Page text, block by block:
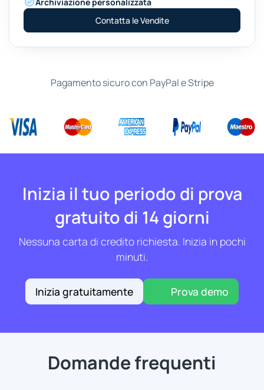
Contatta le Vendite
Pagamento sicuro con PayPal e Stripe
Inizia il tuo periodo di prova
gratuito di 14 giorni
Nessuna carta di credito richiesta. Inizia in pochi
minuti.
Inizia gratuitamente Prova demo
Domande frequenti